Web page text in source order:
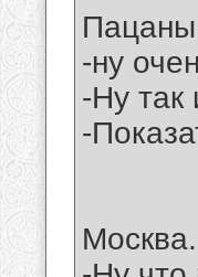
-ну
-Ну так
-